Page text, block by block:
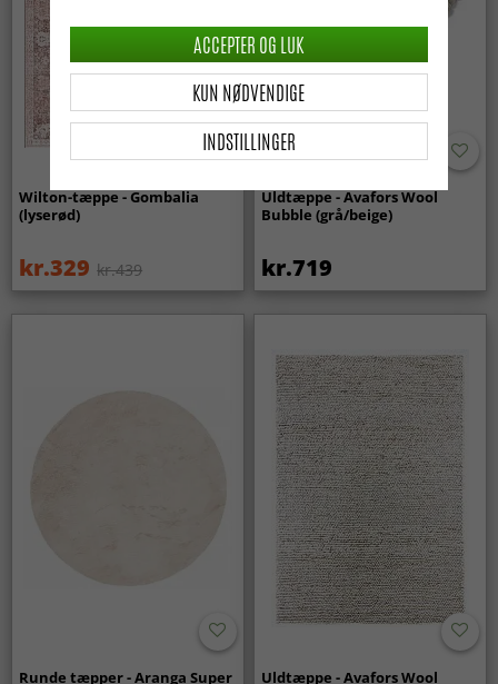
Wilton-tæppe - Gombalia
(lyserød)
kr.329 kr.439
Uldtæppe - Avafors Wool
Bubble (grå/beige)
kr.719
Runde tæpper - Aranga Super
Uldtæppe - Avafors Wool
INDSTILLINGER
KUN NØDVENDIGE
ACCEPTER OG LUK